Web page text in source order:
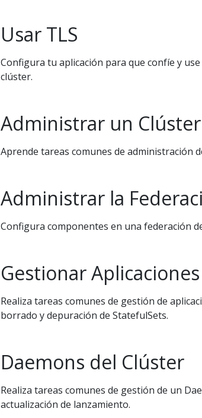
Usar TLS
Configura tu aplicación para que confíe y
clúster.
Administrar un Clúster
Aprende tareas comunes de administración
Administrar la
Configura componentes en una federación
Gestionar
Realiza tareas comunes de gestión de
borrado y depuración de StatefulSets.
Daemons del Clúster
Realiza tareas comunes de gestión de un
actualización de lanzamiento.